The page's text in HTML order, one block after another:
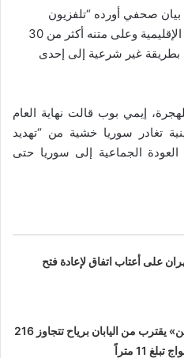
صحفي أورده “تلفزيون
سوريا” بـ “ضبط قارب في المياه الإقليمية وعلى متنه أكثر من 30
بطريقة غير شرعية إلى إحدى
إيمي بوب قالت نهاية العام
تغادر سوريا خشية من “تهديد
الجماعية إلى سوريا حتى
على أعتاب اتفاق لإعادة فتح
إعصار «دولفين» يقترب من اليابان برياح تتجاوز 216
11 متراً